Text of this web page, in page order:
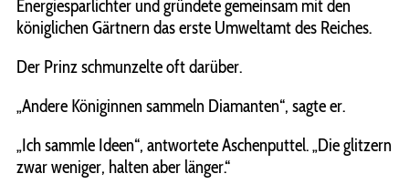
Energiesparlichter und gründete gemeinsam mit den
königlichen Gärtnern das erste Umweltamt des Reiches.
Der Prinz schmunzelte oft darüber.
„Andere Königinnen sammeln Diamanten“, sagte er.
„Ich sammle Ideen“, antwortete Aschenputtel. „Die glitzern
zwar weniger, halten aber länger.“